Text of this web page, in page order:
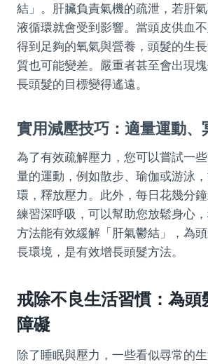
結」。肝臟負責氣機的疏泄，若肝
液循環就會受到影響。當頭皮供血
得到足夠的氧氣與營養，頭髮的生
質也可能變差。嚴重者甚至會出現
長頭髮的目標變得遙遠。
實用減壓技巧：適量運動、
為了有效疏解壓力，您可以嘗試一
量的運動，例如散步、瑜伽或游泳
環，釋放壓力。此外，每日花幾分
練習深呼吸，可以幫助您放鬆身心
方法能有效緩解「肝氣鬱結」，為
長環境，是有效增長頭髮方法。
戒除不良生活習慣：為頭
障礙
除了睡眠與壓力，一些看似尋常的